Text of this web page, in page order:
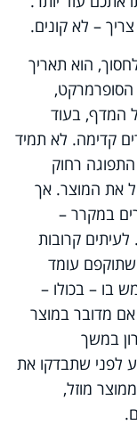
– לא קונים.
הוא תאריך
המדף, בעוד
קדימה. לא תמיד
רחוק
את המוצר. אך
במקרר –
קרובות
שתוקפם עומד
בו – בכולו –
אם מדובר במוצר
במשך
לפני שתבדקו את
מוזל,